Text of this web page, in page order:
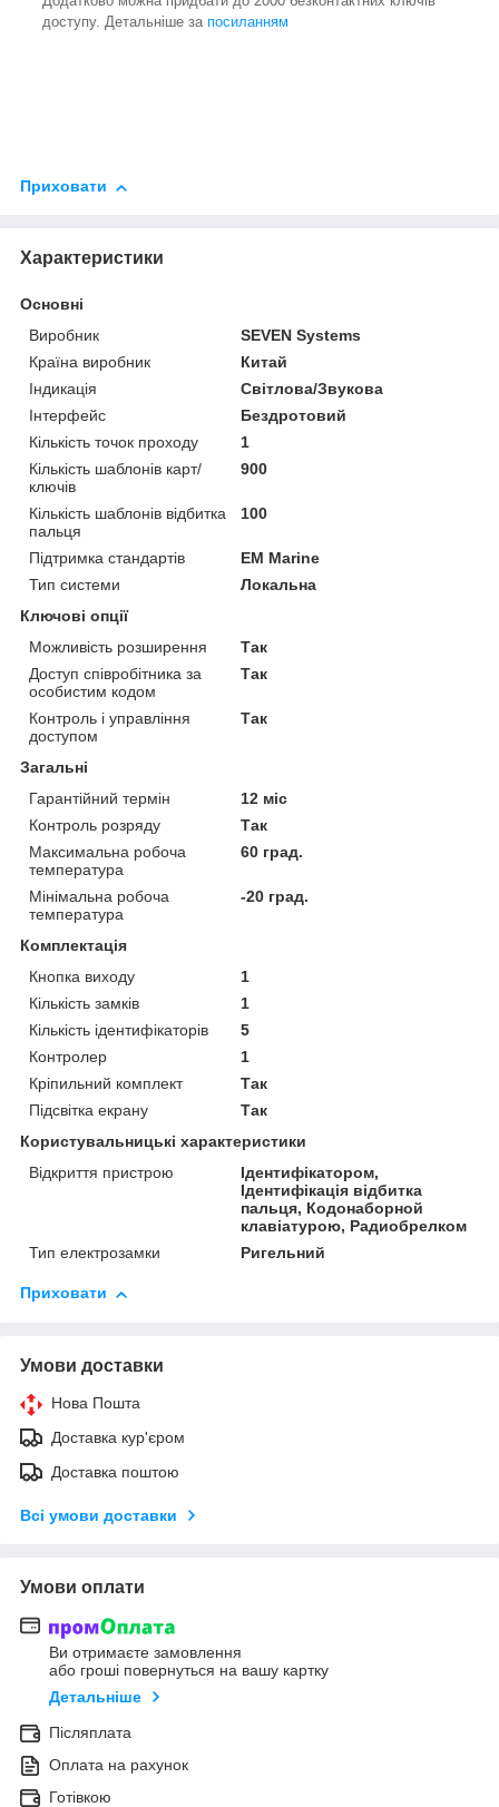
доступу. Детальніше за посиланням
Приховати
Характеристики
Основні
Виробник
SEVEN Systems
Країна виробник
Китай
Індикація
Світлова/Звукова
Інтерфейс
Бездротовий
Кількість точок проходу
1
Кількість шаблонів карт/
ключів
900
Кількість шаблонів відбитка
пальця
100
Підтримка стандартів
EM Marine
Тип системи
Локальна
Ключові опції
Можливість розширення
Так
Доступ співробітника за
особистим кодом
Так
Контроль і управління
доступом
Так
Загальні
Гарантійний термін
12 міс
Контроль розряду
Так
Максимальна робоча
температура
60 град.
Мінімальна робоча
температура
-20 град.
Комплектація
Кнопка виходу
1
Кількість замків
1
Кількість ідентифікаторів
5
Контролер
1
Кріпильний комплект
Так
Підсвітка екрану
Так
Користувальницькі характеристики
Відкриття пристрою
Ідентифікатором,
Ідентифікація відбитка
пальця, Кодонаборной
клавіатурою, Радиобрелком
Тип електрозамки
Ригельний
Приховати
Умови доставки
Нова Пошта
Доставка кур'єром
Доставка поштою
Всі умови доставки
Умови оплати
Ви отримаєте замовлення
або гроші повернуться на вашу картку
Детальніше
Післяплата
Оплата на рахунок
Готівкою